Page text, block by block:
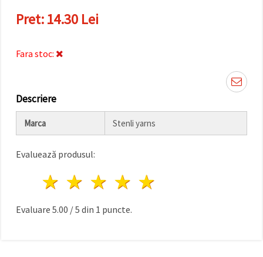
clic pe
"acceptati
indicați
cookie -uri
dat și
făcând clic
pe butonul
"Salvați"
toate!
Pret:14.30 Lei
Fara stoc:
Descriere
Marca Stenli yarns
Evaluează produsul:
4 stele
3 stele
2 stele
1 stea
Evaluare 5.00 /5 din 1 puncte.